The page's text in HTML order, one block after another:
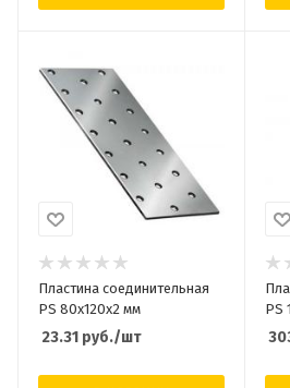
Пластина соединительная
PS 80х120х2 мм
23.31 руб./шт
PS